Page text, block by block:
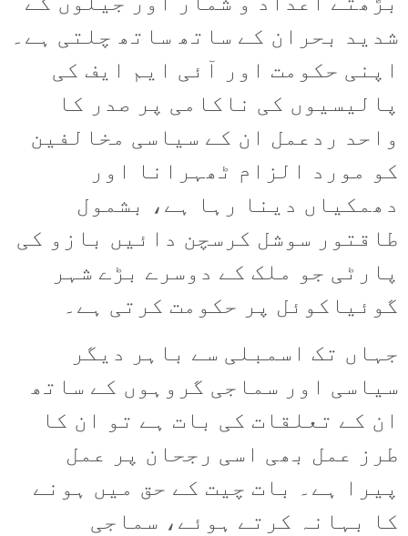
شدید بحران کے ساتھ ساتھ چلتی ہے۔
اپنی حکومت اور آئی ایم ایف کی
پالیسیوں کی ناکامی پر صدر کا
واحد ردعمل ان کے سیاسی مخالفین
کو مورد الزام ٹھہرانا اور
دھمکیاں دینا رہا ہے، بشمول
طاقتور سوشل کرسچن دائیں بازو کی
پارٹی جو ملک کے دوسرے بڑے شہر
گوئیاکوئل پر حکومت کرتی ہے۔
جہاں تک اسمبلی سے باہر دیگر
سیاسی اور سماجی گروہوں کے ساتھ
ان کے تعلقات کی بات ہے تو ان کا
طرز عمل بھی اسی رجحان پر عمل
پیرا ہے۔ بات چیت کے حق میں ہونے
کا بہانہ کرتے ہوئے، سماجی